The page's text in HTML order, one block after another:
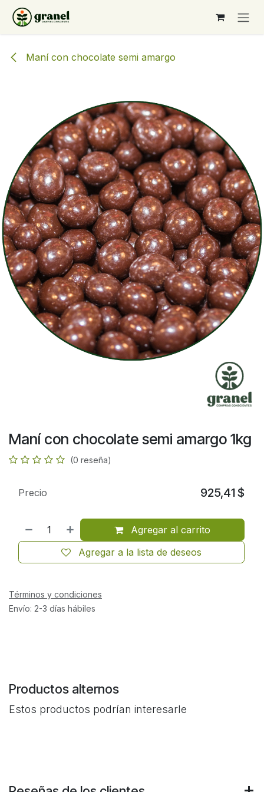
Ir al contenido
Maní con chocolate semi amargo
Maní con chocolate semi amargo 1kg
(0 reseña)
Agregar al carrito
Agregar a la lista de deseos
Precio 925,41$
Términos y condiciones
Envío: 2-3 días hábiles
Productos alternos
Estos productos podrían interesarle